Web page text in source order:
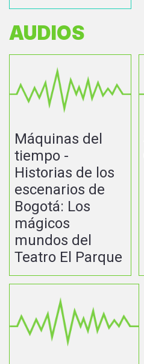
AUDIOS
Máquinas del
tiempo -
Historias de los
escenarios de
Bogotá: Los
mágicos
mundos del
Teatro El Parque